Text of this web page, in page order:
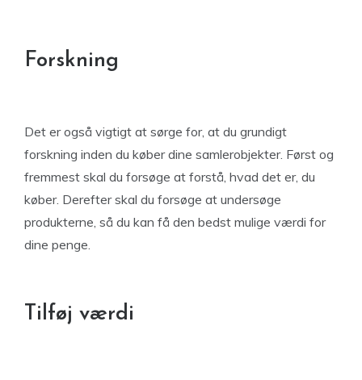
Forskning
Det er også vigtigt at sørge for, at du grundigt
forskning inden du køber dine samlerobjekter. Først og
fremmest skal du forsøge at forstå, hvad det er, du
køber. Derefter skal du forsøge at undersøge
produkterne, så du kan få den bedst mulige værdi for
dine penge.
Tilføj værdi